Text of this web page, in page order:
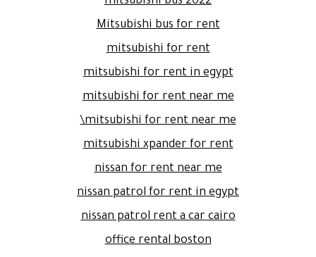
Mitsubishi bus for rent
mitsubishi for rent
mitsubishi for rent in egypt
mitsubishi for rent near me
mitsubishi for rent near me\
mitsubishi xpander for rent
nissan for rent near me
nissan patrol for rent in egypt
nissan patrol rent a car cairo
office rental boston